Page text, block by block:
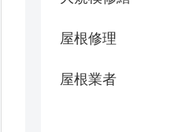
屋根修理
屋根業者